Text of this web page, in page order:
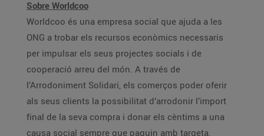
Sobre Worldcoo
Worldcoo és una empresa social que ajuda a les
ONG a trobar els recursos econòmics necessaris
per impulsar els seus projectes socials i de
cooperació arreu del món. A través de
l’Arrodoniment Solidari, els comerços poder oferir
als seus clients la possibilitat d’arrodonir l’import
final de la seva compra i donar els cèntims a una
causa social sempre que paguin amb targeta.